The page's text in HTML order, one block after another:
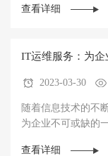
查看详细
IT运维服务：为企
2023-03-30
随着信息技术的不
为企业不可或缺的
查看详细